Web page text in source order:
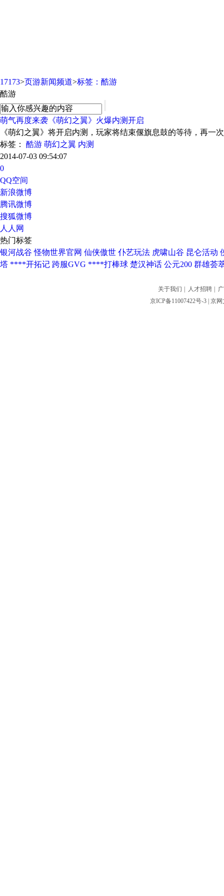
17173>页游新闻频道>标签：酷游
酷游
萌气再度来袭《萌幻之翼》火爆内测开启
《萌幻之翼》将开启内测，玩家将结束偃旗息鼓的等待，再
标签：
酷游 萌幻之翼 内测
2014-07-03 09:54:07
0
QQ空间
新浪微博
腾讯微博
搜狐微博
人人网
热门标签
银河战谷 怪物世界官网 仙侠傲世 仆艺玩法 虎啸山谷 昆仑活动
塔 ****开拓记 跨服GVG ****打棒球 楚汉神话 公元200 群雄荟
关于我们 人才招聘
京ICP备11007422号-3| 京网